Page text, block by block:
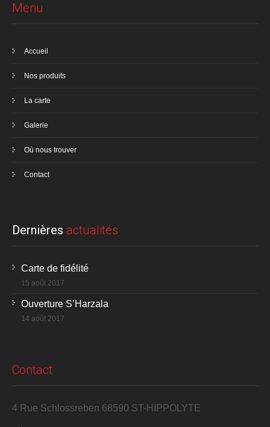
Menu
Accueil
Nos produits
La carte
Galerie
Où nous trouver
Contact
Dernières actualités
Carte de fidélité
15 août 2017
Ouverture S’Harzala
14 août 2017
Contact
4 Rue Schlossreben 68590 ST-HIPPOLYTE